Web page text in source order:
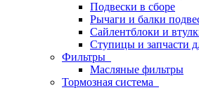
Подвески в сборе
Рычаги и балки
Сайлентблоки и
Ступицы и запчасти
Фильтры
Масляные фильтры
Тормозная система